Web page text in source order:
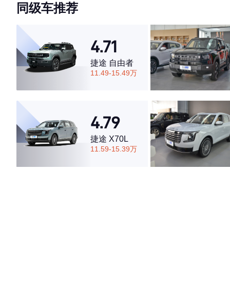
·外观表现较为优秀，优于77%同级车
·内饰表现较为优秀，优于66%同级车
·空间表现较为优秀，优于78%同级车
同级车推荐
4.71
捷途 自由者
11.49-15.49万
4.79
捷途 X70L
11.59-15.39万